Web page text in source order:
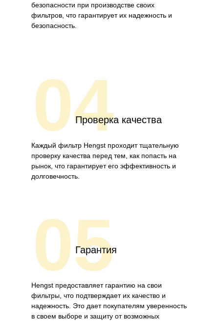
безопасности при производстве своих
фильтров, что гарантирует их надежность и
безопасность.
04Проверка качества
Каждый фильтр Hengst проходит тщательную
проверку качества перед тем, как попасть на
рынок, что гарантирует его эффективность и
долговечность.
05
Гарантия
Hengst предоставляет гарантию на свои
фильтры, что подтверждает их качество и
надежность. Это дает покупателям уверенность
в своем выборе и защиту от возможных